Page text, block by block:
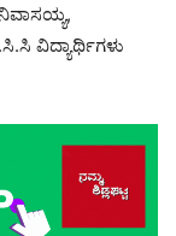
ವಿದ್ಯಾರ್ಥಿಗಳು